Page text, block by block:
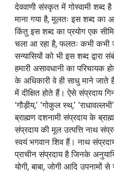
देववाणी संस्कृत में गोस्वामी शब्द
माना गया है, मूलतः इस शब्द का
किंतु इस शब्द का प्रयोग एक
चला आ रहा है, फलतः कभी कभी
सन्यासियों को भी इस शब्द
हमारी असावधानी का परिचायक
के अधिकारी वे ही साधु माने जाते
में दीक्षित होते हैं। ऐसे संप्रदाय
‘गौड़ीय,’ ‘गोकुल स्थ,’
ब्राह्मण दशनामी संप्रदाय के
संप्रदाय की मूल उत्पत्ति नाथ
स्वयं भगवान शिव हैं। नाथ
प्राचीन संप्रदाय है जिनके
योगी, बाबा, जोगी आदि उपनामों